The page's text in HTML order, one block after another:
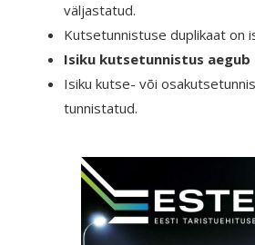
väljastatud.
Kutsetunnistuse duplikaat on
Isiku kutsetunnistus aegub
Isiku kutse- või
tunnistatud.